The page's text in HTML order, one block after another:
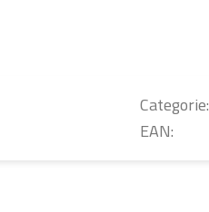
Categorie:
EAN: